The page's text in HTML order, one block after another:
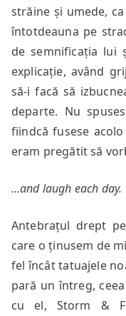
străine și umede,
întotdeauna pe
de semnificația lui
explicație, având
să-i facă să
departe. Nu
fiindcă fusese
eram pregătit să
…and laugh each day.
Antebrațul drept
care o ținusem de
fel încât tatuajele
pară un întreg,
cu el, Storm &